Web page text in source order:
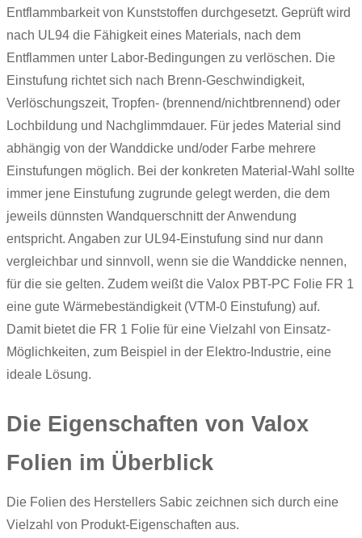
Entflammbarkeit von Kunststoffen durchgesetzt. Geprüft wird
nach UL94 die Fähigkeit eines Materials, nach dem
Entflammen unter Labor-Bedingungen zu verlöschen. Die
Einstufung richtet sich nach Brenn-Geschwindigkeit,
Verlöschungszeit, Tropfen- (brennend/nichtbrennend) oder
Lochbildung und Nachglimmdauer. Für jedes Material sind
abhängig von der Wanddicke und/oder Farbe mehrere
Einstufungen möglich. Bei der konkreten Material-Wahl sollte
immer jene Einstufung zugrunde gelegt werden, die dem
jeweils dünnsten Wandquerschnitt der Anwendung
entspricht. Angaben zur UL94-Einstufung sind nur dann
vergleichbar und sinnvoll, wenn sie die Wanddicke nennen,
für die sie gelten. Zudem weißt die Valox PBT-PC Folie FR 1
eine gute Wärmebeständigkeit (VTM-0 Einstufung) auf.
Damit bietet die FR 1 Folie für eine Vielzahl von Einsatz-
Möglichkeiten, zum Beispiel in der Elektro-Industrie, eine
ideale Lösung.
Die Eigenschaften von Valox
Folien im Überblick
Die Folien des Herstellers Sabic zeichnen sich durch eine
Vielzahl von Produkt-Eigenschaften aus.